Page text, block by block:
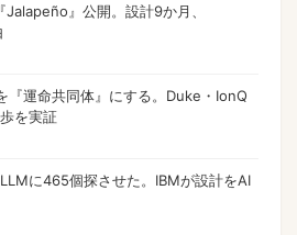
』公開。設計9か月、
『運命共同体』にする。Duke・IonQ
を実証
に465個探させた。IBMが設計をAI